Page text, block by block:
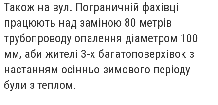
Також на вул. Пограничній фахівці
працюють над заміною 80 метрів
трубопроводу опалення діаметром 100
мм, аби жителі 3-х багатоповерхівок з
настанням осінньо-зимового періоду
були з теплом.